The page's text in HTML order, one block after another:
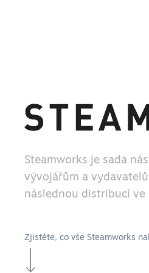
Steamworks je sada
vývojářům a
následnou distribucí ve
Zjistěte, co vše Steamworks